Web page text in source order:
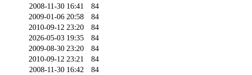
2008-11-30 16:41
84
2009-01-06 20:58
84
2010-09-12 23:20
84
2026-05-03 19:35
84
2009-08-30 23:20
84
2010-09-12 23:21
84
2008-11-30 16:42
84